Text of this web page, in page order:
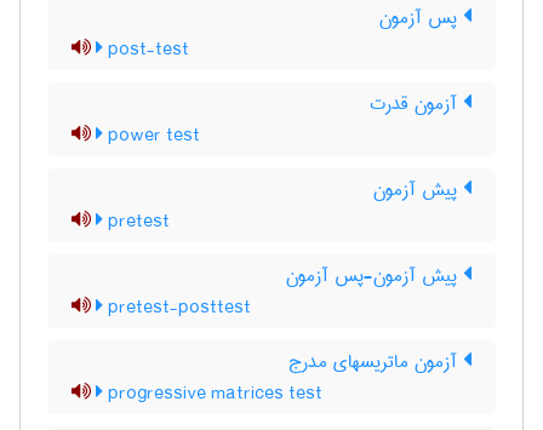
پس آزمون
post-test
آزمون قدرت
power test
پیش آزمون
pretest
پیش آزمون-پس آزمون
pretest-posttest
آزمون ماتریسهای مدرج
progressive matrices test